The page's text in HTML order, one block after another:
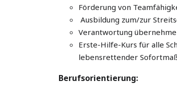
Förderung von
Ausbildung zum/zur
Verantwortung
Erste-Hilfe-Kurs für alle
lebensrettender
Berufsorientierung: